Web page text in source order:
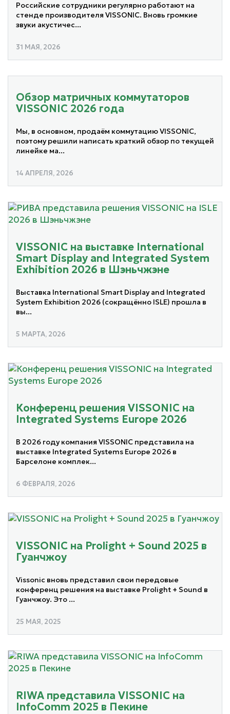
Российские сотрудники регулярно работают на
стенде производителя VISSONIC. Вновь громкие
звуки акустичес...
31 МАЯ, 2026
Обзор матричных коммутаторов
VISSONIC 2026 года
Мы, в основном, продаём коммутацию VISSONIC,
поэтому решили написать краткий обзор по текущей
линейке ма...
14 АПРЕЛЯ, 2026
VISSONIC на выставке International
Smart Display and Integrated System
Exhibition 2026 в Шэньчжэне
Выставка International Smart Display and Integrated
System Exhibition 2026 (сокращённо ISLE) прошла в
вы...
5 МАРТА, 2026
Конференц решения VISSONIC на
Integrated Systems Europe 2026
В 2026 году компания VISSONIC представила на
выставке Integrated Systems Europe 2026 в
Барселоне комплек...
6 ФЕВРАЛЯ, 2026
VISSONIC на Prolight + Sound 2025 в
Гуанчжоу
Vissonic вновь представил свои передовые
конференц решения на выставке Prolight + Sound в
Гуанчжоу. Это ...
25 МАЯ, 2025
RIWA представила VISSONIC на
InfoComm 2025 в Пекине